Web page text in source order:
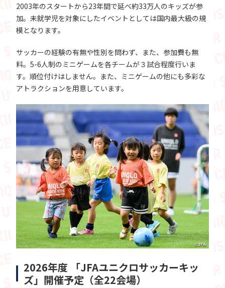
2003年のスタートから23年間で延べ約33万人のキッズが参
加。未就学児を対象にしたイベントとしては国内最大級の規
模となります。
サッカーの経験の有無や性別を問わず、また、参加費も無
料。5-6人制のミニゲームを各チームが３試合程度行いま
す。順位付けはしません。また、ミニゲームの他にも多彩な
アトラクションを用意しています。
2026年度 「JFAユニクロサッカーキッ
ズ」開催予定（全22会場）